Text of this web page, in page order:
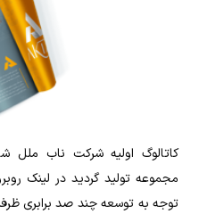
‌کاتالوگ اولیه شرکت ناب ملل
مجموعه تولید گردید در لینک
توجه به توسعه چند صد برابری